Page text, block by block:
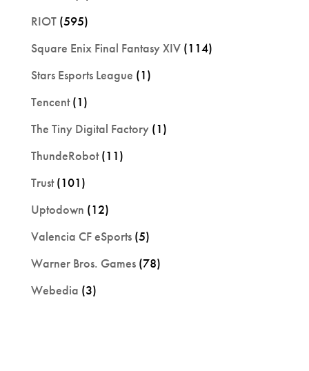
RIOT(595)
Square Enix Final Fantasy XIV(114)
Stars Esports League (1)
Tencent(1)
The Tiny Digital Factory(1)
ThundeRobot(11)
Trust(101)
Uptodown (12)
Valencia CF eSports(5)
Warner Bros. Games(78)
Webedia (3)